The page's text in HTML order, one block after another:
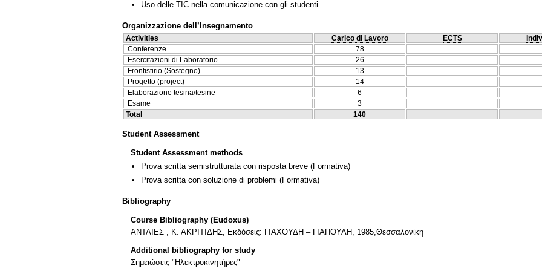
Uso delle TIC nella comunicazione con gli studenti
Organizzazione dell’Insegnamento
Activities Carico di Lavoro ECTS
Conferenze
78
Esercitazioni di Laboratorio
26
Frontistirio (Sostegno)
13
Progetto (project)
14
Elaborazione tesina/tesine
6
Esame
3
Total
140
Student Assessment
Student Assessment methods
Prova scritta semistrutturata con risposta breve (Formativa)
Prova scritta con soluzione di problemi (Formativa)
Bibliography
Course Bibliography (Eudoxus)
ΑΝΤΛΙΕΣ , Κ. ΑΚΡΙΤΙΔΗΣ, Εκδόσεις: ΓΙΑΧΟΥΔΗ – ΓΙΑΠΟΥΛΗ, 1985,Θεσσαλονίκη
Additional bibliography for study
Σημειώσεις "Ηλεκτροκινητήρες"